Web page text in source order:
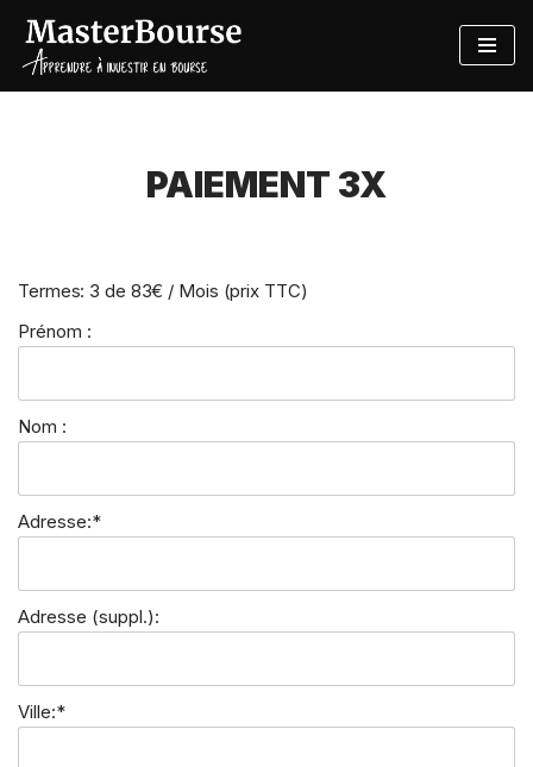
Aller
au
PAIEMENT 3X
Termes: 3 de 83€ / Mois (prix TTC)
Prénom :
Nom :
Adresse:*
Adresse (suppl.):
Ville:*